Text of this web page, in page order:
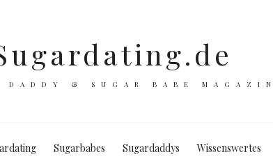
DADDY & SUGAR BABE MAGAZIN
Sugarbabes Sugardaddys Wissenswertes